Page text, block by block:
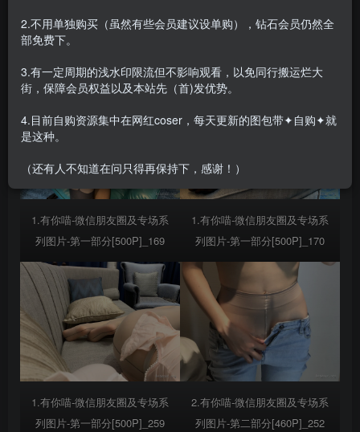
1.有你喵-微信朋友圈及专场系
列图片-第一部分[500P]_169
1.有你喵-微信朋友圈及专场系
列图片-第一部分[500P]_170
1.有你喵-微信朋友圈及专场系
列图片-第一部分[500P]_259
2.有你喵-微信朋友圈及专场系
列图片-第二部分[460P]_252
2.不用单独购买（虽然有些会员建议设单购），钻石会员仍然全
部免费下。
3.有一定周期的浅水印限流但不影响观看，以免同行搬运烂大
街，保障会员权益以及本站先（首)发优势。
4.目前自购资源集中在网红coser，每天更新的图包带✦自购✦就
是这种。
（还有人不知道在问只得再保持下，感谢！）